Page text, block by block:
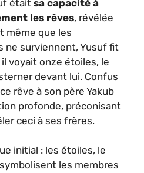
était sa capacité à
les rêves, révélée
même que les
ne surviennent, Yusuf fit
voyait onze étoiles, le
devant lui. Confus
rêve à son père Yakub
profonde, préconisant
ceci à ses frères.
initial : les étoiles, le
les membres